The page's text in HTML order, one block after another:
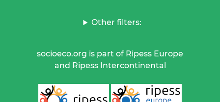
Other filters:
socioeco.org is part of Ripess Europe
and Ripess Intercontinental